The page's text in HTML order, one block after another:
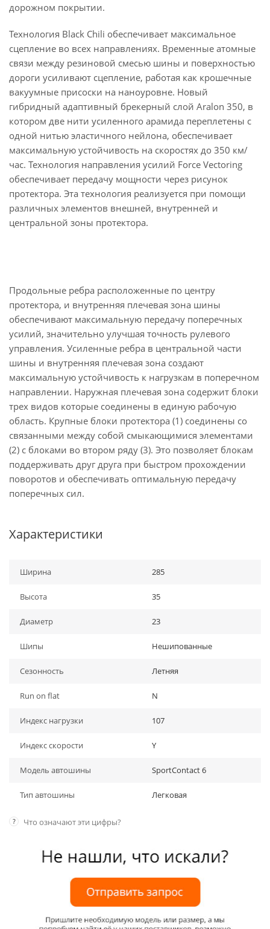
дорожном покрытии.
Технология Black Chili обеспечивает максимальное
сцепление во всех направлениях. Временные атомные
связи между резиновой смесью шины и поверхностью
дороги усиливают сцепление, работая как крошечные
вакуумные присоски на наноуровне. Новый
гибридный адаптивный брекерный слой Aralon 350, в
котором две нити усиленного арамида переплетены с
одной нитью эластичного нейлона, обеспечивает
максимальную устойчивость на скоростях до 350 км/
час. Технология направления усилий Force Vectoring
обеспечивает передачу мощности через рисунок
протектора. Эта технология реализуется при помощи
различных элементов внешней, внутренней и
центральной зоны протектора.
Продольные ребра расположенные по центру
протектора, и внутренняя плечевая зона шины
обеспечивают максимальную передачу поперечных
усилий, значительно улучшая точность рулевого
управления. Усиленные ребра в центральной части
шины и внутренняя плечевая зона создают
максимальную устойчивость к нагрузкам в поперечном
направлении. Наружная плечевая зона содержит блоки
трех видов которые соединены в единую рабочую
область. Крупные блоки протектора (1) соединены со
связанными между собой смыкающимися элементами
(2) с блоками во втором ряду (3). Это позволяет блокам
поддерживать друг друга при быстром прохождении
поворотов и обеспечивать оптимальную передачу
поперечных сил.
Характеристики
Ширина 285
Высота 35
Диаметр 23
Шипы Нешипованные
Сезонность Летняя
Run on flat N
Индекс нагрузки 107
Индекс скорости Y
Модель автошины SportContact 6
Тип автошины Легковая
? Что означают эти цифры?